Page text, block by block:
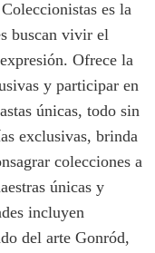
es la
buscan vivir el
Ofrece la
y participar en
únicas, todo sin
exclusivas, brinda
colecciones a
únicas y
incluyen
del arte Gonród,